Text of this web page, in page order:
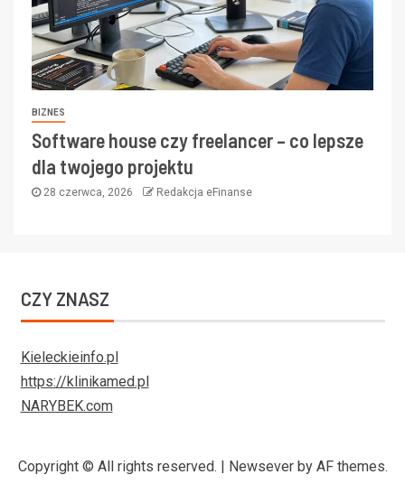
BIZNES
Software house czy freelancer – co lepsze
dla twojego projektu
28 czerwca, 2026 Redakcja eFinanse
CZY ZNASZ
Kieleckieinfo.pl
https://klinikamed.pl
NARYBEK.com
Copyright © All rights reserved. | Newseverby AF themes.